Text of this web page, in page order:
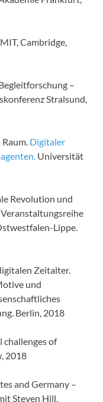
Cambridge,
–
Stralsund,
Digitaler
Universität
Revolution und
Lippe.
Zeitalter.
und
Berlin, 2018
challenges of
2018
and Germany –
Steven Hill,